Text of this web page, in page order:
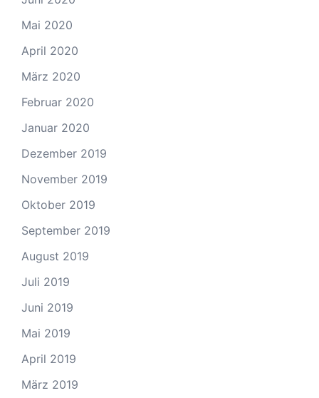
Mai 2020
April 2020
März 2020
Februar 2020
Januar 2020
Dezember 2019
November 2019
Oktober 2019
September 2019
August 2019
Juli 2019
Juni 2019
Mai 2019
April 2019
März 2019